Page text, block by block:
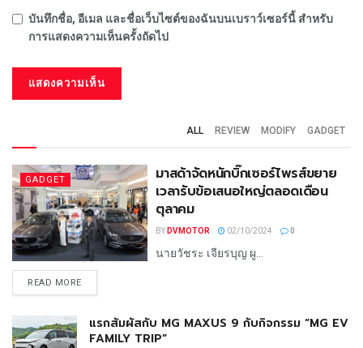
บันทึกชื่อ, อีเมล และชื่อเว็บไซต์ของฉันบนเบราว์เซอร์นี้ สำหรับ
การแสดงความเห็นครั้งถัดไป
ALL REVIEW MODIFY GADGET
GADGET
มาสด้าจัดหนักบิ๊กเซอร์ไพรส์ขยาย
เวลารับข้อเสนอใหญ่ตลอดเดือน
ตุลาคม
BY DVMOTOR 02/10/2024 0
นายวัชระ เจียรบุญ ผู...
READ MORE
แรกสัมผัสกับ MG MAXUS 9 กับกิจกรรม “MG EV
FAMILY TRIP”